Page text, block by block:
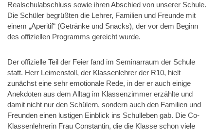
Realschulabschluss sowie ihren Abschied von unserer Schule.
Die Schüler begrüßten die Lehrer, Familien und Freunde mit
einem „Aperitif“ (Getränke und Snacks), der vor dem Beginn
des offiziellen Programms gereicht wurde.
Der offizielle Teil der Feier fand im Seminarraum der Schule
statt. Herr Leimenstoll, der Klassenlehrer der R10, hielt
zunächst eine sehr emotionale Rede, in der er auch einige
Anekdoten aus dem Alltag im Klassenzimmer erzählte und
damit nicht nur den Schülern, sondern auch den Familien und
Freunden einen lustigen Einblick ins Schulleben gab. Die Co-
Klassenlehrerin Frau Constantin, die die Klasse schon viele